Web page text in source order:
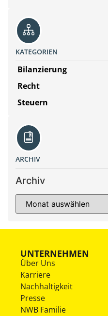
KATEGORIEN
Bilanzierung
Recht
Steuern
ARCHIV
Archiv
UNTERNEHMEN
Über Uns
Karriere
Nachhaltigkeit
Presse
NWB Familie